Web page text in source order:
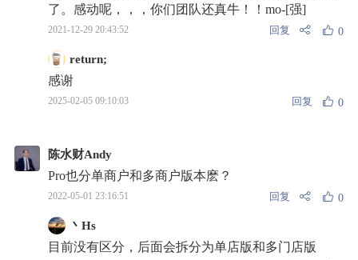
了。感动呢，，，你们团队还真牛！！mo-[强]
2021-12-29 20:43:52 回复 0
return;
感谢
2025-02-05 09:10:03 回复 0
陈水财Andy
Pro也分单商户和多商户版本麽？
2022-05-01 23:16:51 回复 0
丶Hs
目前没有区分，后面会拆分为单店版和多门店版